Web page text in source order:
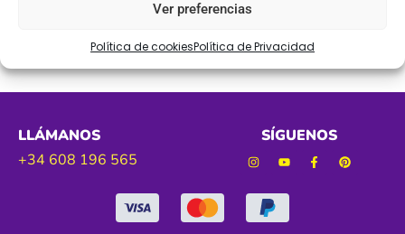
Ver preferencias
Política de cookiesPolítica de Privacidad
LLÁMANOS
+34 608 196 565
SÍGUENOS